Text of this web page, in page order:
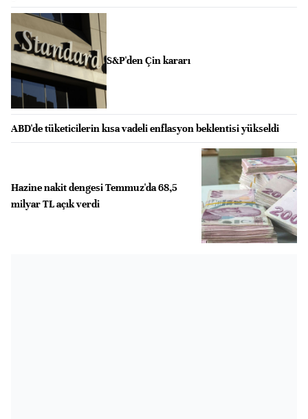
S&P'den Çin kararı
ABD'de tüketicilerin kısa vadeli enflasyon beklentisi yükseldi
Hazine nakit dengesi Temmuz'da 68,5
milyar TL açık verdi